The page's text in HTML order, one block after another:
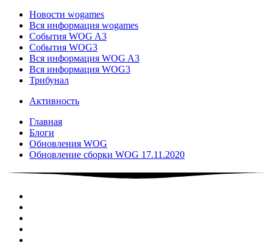
Новости wogames
Вся информация wogames
События WOG A3
События WOG3
Вся информация WOG A3
Вся информация WOG3
Трибунал
Активность
Главная
Блоги
Обновления WOG
Обновление сборки WOG 17.11.2020